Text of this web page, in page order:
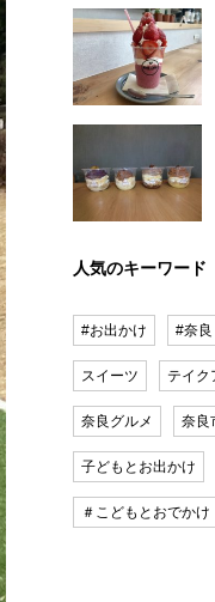
人気のキーワード
#お出かけ #奈良
スイーツ テイク
奈良グルメ 奈良
子どもとお出かけ
＃こどもとおでかけ